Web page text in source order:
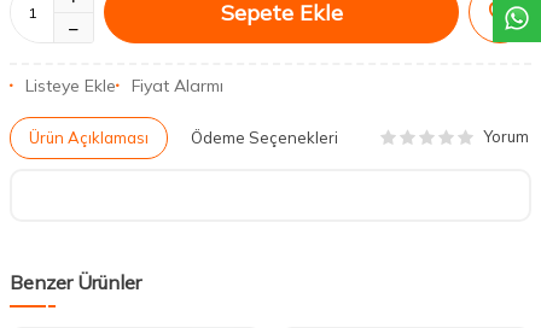
Sepete Ekle
Listeye Ekle Fiyat Alarmı
Ürün Açıklaması Ödeme Seçenekleri Yorum
Benzer Ürünler